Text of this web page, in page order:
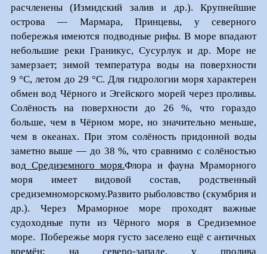
расчленены (Измидский залив и др.). Крупнейшие
острова — Мармара, Принцевы, у северного
побережья имеются подводные рифы. В море впадают
небольшие реки Граникус, Сусурлук и др. Море не
замерзает; зимой температура воды на поверхности
9 °C, летом до 29 °C. Для гидрологии моря характерен
обмен вод Чёрного и Эгейского морей через проливы.
Солёность на поверхности до 26 %, что гораздо
больше, чем в Чёрном море, но значительно меньше,
чем в океанах. При этом солёность придонной воды
заметно выше — до 38 %, что сравнимо с солёностью
водСредиземного моря.Флора и фаунаМраморного
моряимеет видовой состав, родственный
средиземноморскому.Развито рыболовство (скумбрия и
др.). Через Мраморное море проходят важные
судоходные пути из Чёрного моря в Средиземное
море. Побережье моря густо заселено ещё с античных
времён; на северо-западе, у пролива